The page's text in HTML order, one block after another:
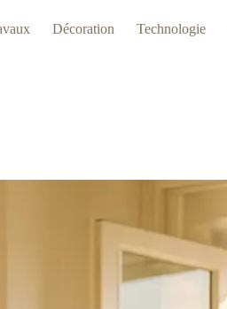
Décoration Technologie